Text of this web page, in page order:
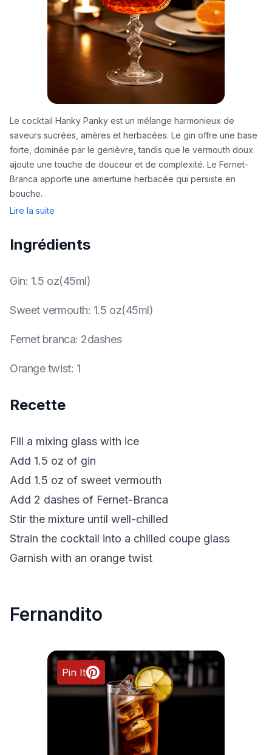
Le cocktail Hanky Panky est un mélange harmonieux de
saveurs sucrées, amères et herbacées. Le gin offre une base
forte, dominée par le genièvre, tandis que le vermouth doux
ajoute une touche de douceur et de complexité. Le Fernet-
Branca apporte une amertume herbacée qui persiste en
bouche.
Lire la suite
Ingrédients
Gin: 1.5 oz(45ml)
Sweet vermouth: 1.5 oz(45ml)
Fernet branca: 2dashes
Orange twist: 1
Recette
Fill a mixing glass with ice
Add 1.5 oz of gin
Add 1.5 oz of sweet vermouth
Add 2 dashes of Fernet-Branca
Stir the mixture until well-chilled
Strain the cocktail into a chilled coupe glass
Garnish with an orange twist
Fernandito
Pin It